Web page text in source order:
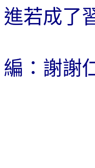
進若成了
編：謝謝